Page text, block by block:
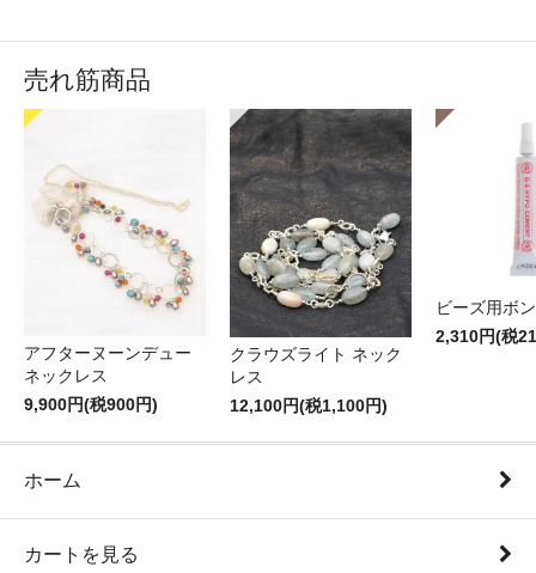
売れ筋商品
アフターヌーンデュー
ネックレス
9,900円(税900円)
クラウズライト ネック
レス
12,100円(税1,100円)
ビーズ用ボ
2,310円(税
ホーム
カートを見る